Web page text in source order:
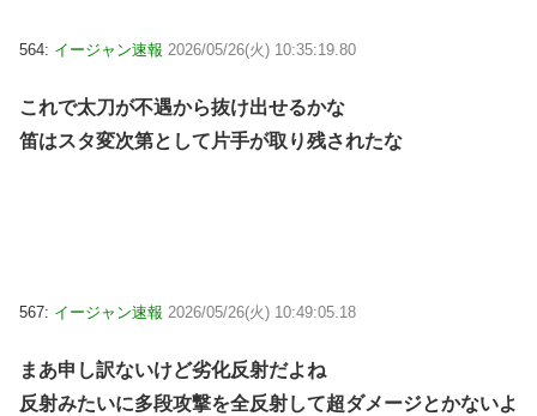
564: イージャン速報 2026/05/26(火) 10:35:19.80
これで太刀が不遇から抜け出せるかな
笛はスタ変次第として片手が取り残されたな
567: イージャン速報 2026/05/26(火) 10:49:05.18
まあ申し訳ないけど劣化反射だよね
反射みたいに多段攻撃を全反射して超ダメージとかないよ